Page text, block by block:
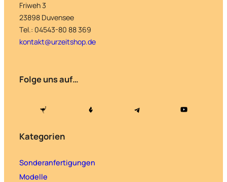
Friweh 3
23898 Duvensee
Tel.: 04543-80 88 369
kontakt@urzeitshop.de
Folge uns auf…
Kategorien
Sonderanfertigungen
Modelle